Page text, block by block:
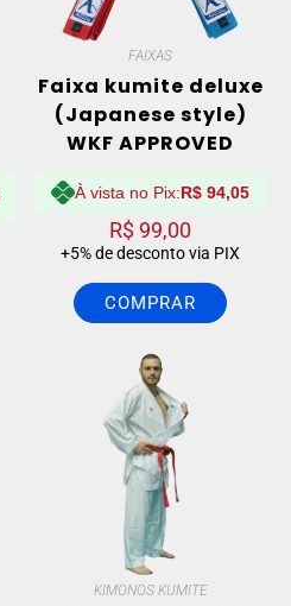
FAIXAS
Faixa kumite deluxe
(Japanese style)
WKF APPROVED
À vista no Pix:R$ 94,05
R$ 99,00
+5% de desconto via PIX
COMPRAR
KIMONOS KUMITE